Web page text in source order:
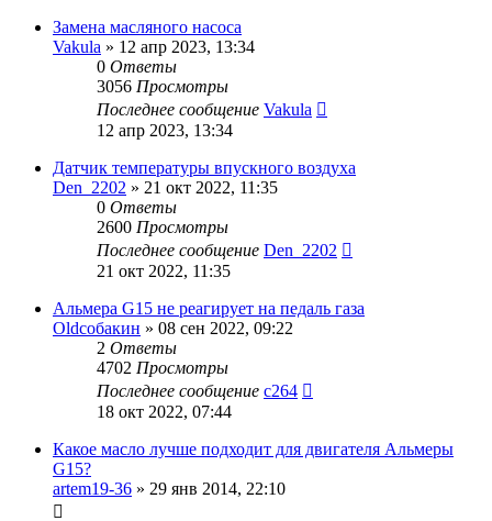
Замена масляного насоса
Vakula » 12 апр 2023, 13:34
0 Ответы
3056 Просмотры
Последнее сообщение Vakula
12 апр 2023, 13:34
Датчик температуры впускного воздуха
Den_2202 » 21 окт 2022, 11:35
0 Ответы
2600 Просмотры
Последнее сообщение Den_2202
21 окт 2022, 11:35
Альмера G15 не реагирует на педаль газа
Oldсобакин » 08 сен 2022, 09:22
2 Ответы
4702 Просмотры
Последнее сообщение c264
18 окт 2022, 07:44
Какое масло лучше подходит для двигателя Альмеры
G15?
artem19-36 » 29 янв 2014, 22:10